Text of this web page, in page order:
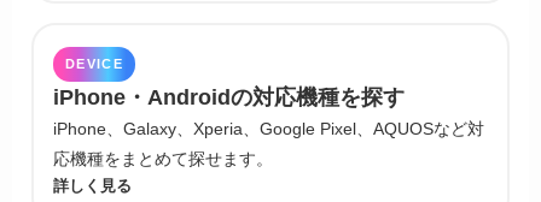
DEVICE
iPhone・Androidの対応機種を探す
iPhone、Galaxy、Xperia、Google Pixel、AQUOSなど対
応機種をまとめて探せます。
詳しく見る